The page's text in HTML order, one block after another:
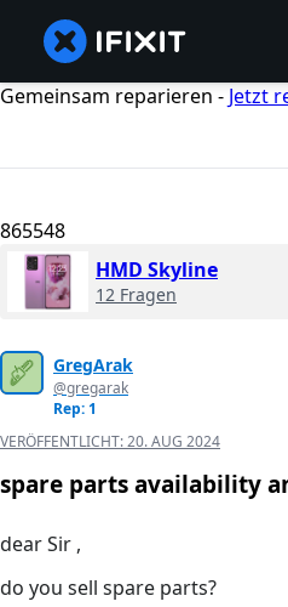
Gemeinsam reparieren - Jetzt
865548
HMD Skyline
12 Fragen
GregArak
@gregarak
Rep: 1
VERÖFFENTLICHT:20. AUG 2024
spare parts availability
dear Sir ,
do you sell spare parts?